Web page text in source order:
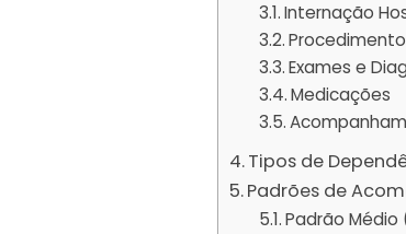
Internação
Exames e
Medicações
Tipos de
Padrões de
Padrão